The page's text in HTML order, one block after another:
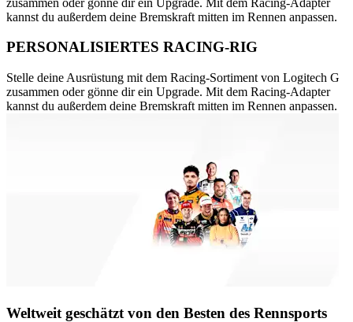
kannst du außerdem deine Bremskraft mitten im Rennen anpassen.
PERSONALISIERTES RACING-RIG
Stelle deine Ausrüstung mit dem Racing-Sortiment von Logitech G
zusammen oder gönne dir ein Upgrade. Mit dem Racing-Adapter
kannst du außerdem deine Bremskraft mitten im Rennen anpassen.
Weltweit geschätzt von den Besten des Rennsports